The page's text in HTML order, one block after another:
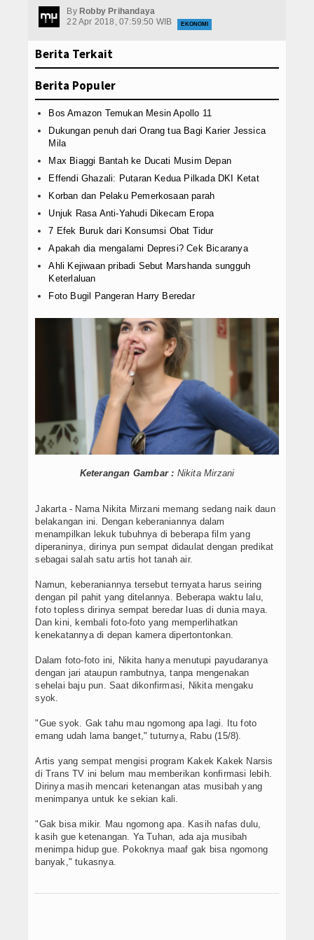
Download
Lainnya
Kesehatan
Kuliner
Dalam Negeri
Luar Negeri
Bagi Karier Jessica Mila
3 Cewek K-Pop Paling Hot Jalan Bersama
sungguh Keterlaluan
7 Efek Buruk dari Konsumsi Obat
Depan
Pentax Q-S1 Kamera Mirorless Style Retro
Bagi Karier Jessica Mila
sungguh Keterlaluan
7 Efek Buruk dari Konsumsi Obat
ROBOT Kecil Cikal Bakal Transformer segera relase untuk
Pentax Q-S1 Kamera Mirorless Style Retro
Jadi Menteri apapun yang terjadi
Crutchlow Finis di Posisi 19
By Robby Prihandaya
22 Apr 2018, 07:59:50 WIB
EKONOMI
Berita Terkait
Berita Populer
Bos Amazon Temukan Mesin Apollo 11
Dukungan penuh dari Orang tua Bagi Karier Jessica
Mila
Max Biaggi Bantah ke Ducati Musim Depan
Effendi Ghazali: Putaran Kedua Pilkada DKI Ketat
Korban dan Pelaku Pemerkosaan parah
Unjuk Rasa Anti-Yahudi Dikecam Eropa
7 Efek Buruk dari Konsumsi Obat Tidur
Apakah dia mengalami Depresi? Cek Bicaranya
Ahli Kejiwaan pribadi Sebut Marshanda sungguh
Keterlaluan
Foto Bugil Pangeran Harry Beredar
Keterangan Gambar : Nikita Mirzani
Jakarta - Nama Nikita Mirzani memang sedang naik daun
belakangan ini. Dengan keberaniannya dalam
menampilkan lekuk tubuhnya di beberapa film yang
diperaninya, dirinya pun sempat didaulat dengan predikat
sebagai salah satu artis hot tanah air.
Namun, keberaniannya tersebut ternyata harus seiring
dengan pil pahit yang ditelannya. Beberapa waktu lalu,
foto topless dirinya sempat beredar luas di dunia maya.
Dan kini, kembali foto-foto yang memperlihatkan
kenekatannya di depan kamera dipertontonkan.
Dalam foto-foto ini, Nikita hanya menutupi payudaranya
dengan jari ataupun rambutnya, tanpa mengenakan
sehelai baju pun. Saat dikonfirmasi, Nikita mengaku
syok.
"Gue syok. Gak tahu mau ngomong apa lagi. Itu foto
emang udah lama banget," tuturnya, Rabu (15/8).
Artis yang sempat mengisi program Kakek Kakek Narsis
di Trans TV ini belum mau memberikan konfirmasi lebih.
Dirinya masih mencari ketenangan atas musibah yang
menimpanya untuk ke sekian kali.
"Gak bisa mikir. Mau ngomong apa. Kasih nafas dulu,
kasih gue ketenangan. Ya Tuhan, ada aja musibah
menimpa hidup gue. Pokoknya maaf gak bisa ngomong
banyak," tukasnya.